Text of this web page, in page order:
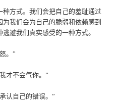
方式。我们会把自己的羞耻通过
我们会为自己的脆弱和依赖感到
避我们真实感受的一种方式。
。”
才不会气你。”
认自己的错误。”